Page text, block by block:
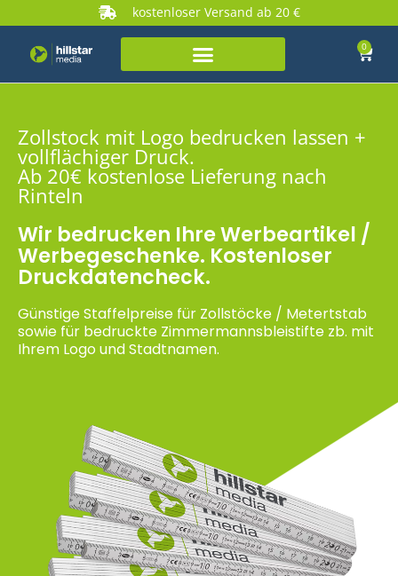
kostenloser Versand ab 20 €
0
Zollstock mit Logo bedrucken lassen +
vollflächiger Druck.
Ab 20€ kostenlose Lieferung nach
Rinteln
Wir bedrucken Ihre Werbeartikel /
Werbegeschenke. Kostenloser
Druckdatencheck.
Günstige Staffelpreise für Zollstöcke / Metertstab
sowie für bedruckte Zimmermannsbleistifte zb. mit
Ihrem Logo und Stadtnamen.